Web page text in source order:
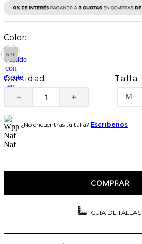
Cantidad
＋
－
Talla
M
¿No encuentras tu talla? Escribenos
COMPRAR
GUÍA DE TALLAS